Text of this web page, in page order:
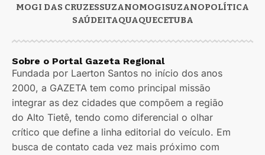
MOGI DAS CRUZESSUZANOMOGISUZANOPOLÍTICA
SAÚDEITAQUAQUECETUBA
Sobre o Portal Gazeta Regional
Fundada por Laerton Santos no início dos anos
2000, a GAZETA tem como principal missão
integrar as dez cidades que compõem a região
do Alto Tietê, tendo como diferencial o olhar
crítico que define a linha editorial do veículo. Em
busca de contato cada vez mais próximo com